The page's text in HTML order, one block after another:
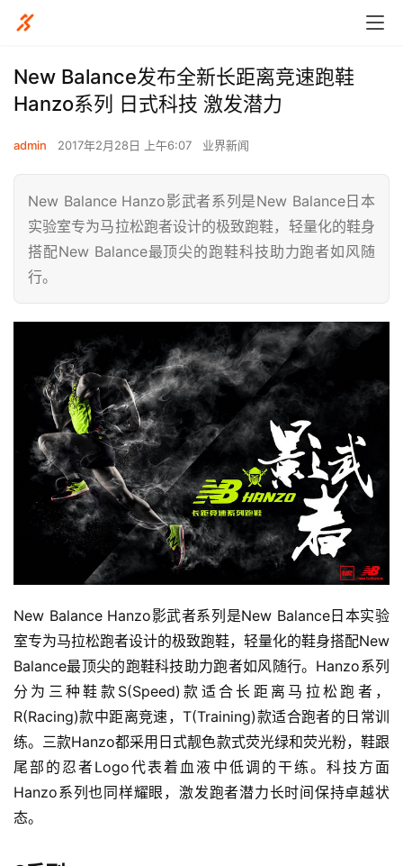
New Balance发布全新长距离竞速跑鞋
Hanzo系列 日式科技 激发潜力
admin 2017年2月28日 上午6:07 业界新闻
New Balance Hanzo影武者系列是New Balance日本
实验室专为马拉松跑者设计的极致跑鞋，轻量化的鞋身
搭配New Balance最顶尖的跑鞋科技助力跑者如风随
行。
New Balance Hanzo影武者系列是New Balance日本实验
室专为马拉松跑者设计的极致跑鞋，轻量化的鞋身搭配New
Balance最顶尖的跑鞋科技助力跑者如风随行。Hanzo系列
分为三种鞋款S(Speed)款适合长距离马拉松跑者，
R(Racing)款中距离竞速，T(Training)款适合跑者的日常训
练。三款Hanzo都采用日式靓色款式荧光绿和荧光粉，鞋跟
尾部的忍者Logo代表着血液中低调的干练。科技方面
Hanzo系列也同样耀眼，激发跑者潜力长时间保持卓越状
态。